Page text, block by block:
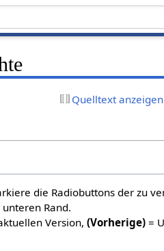
Quelltext anzeigen
die Radiobuttons der zu
Rand.
Version,(Vorherige) =